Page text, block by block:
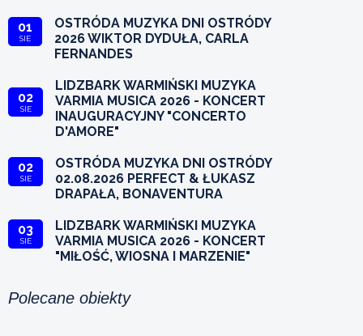
01
SIE
OSTRÓDA MUZYKA DNI OSTRÓDY
2026 WIKTOR DYDUŁA, CARLA
FERNANDES
02
SIE
LIDZBARK WARMIŃSKI MUZYKA
VARMIA MUSICA 2026 - KONCERT
INAUGURACYJNY "CONCERTO
D'AMORE"
02
SIE
OSTRÓDA MUZYKA DNI OSTRÓDY
02.08.2026 PERFECT & ŁUKASZ
DRAPAŁA, BONAVENTURA
03
SIE
LIDZBARK WARMIŃSKI MUZYKA
VARMIA MUSICA 2026 - KONCERT
"MIŁOŚĆ, WIOSNA I MARZENIE"
Polecane obiekty